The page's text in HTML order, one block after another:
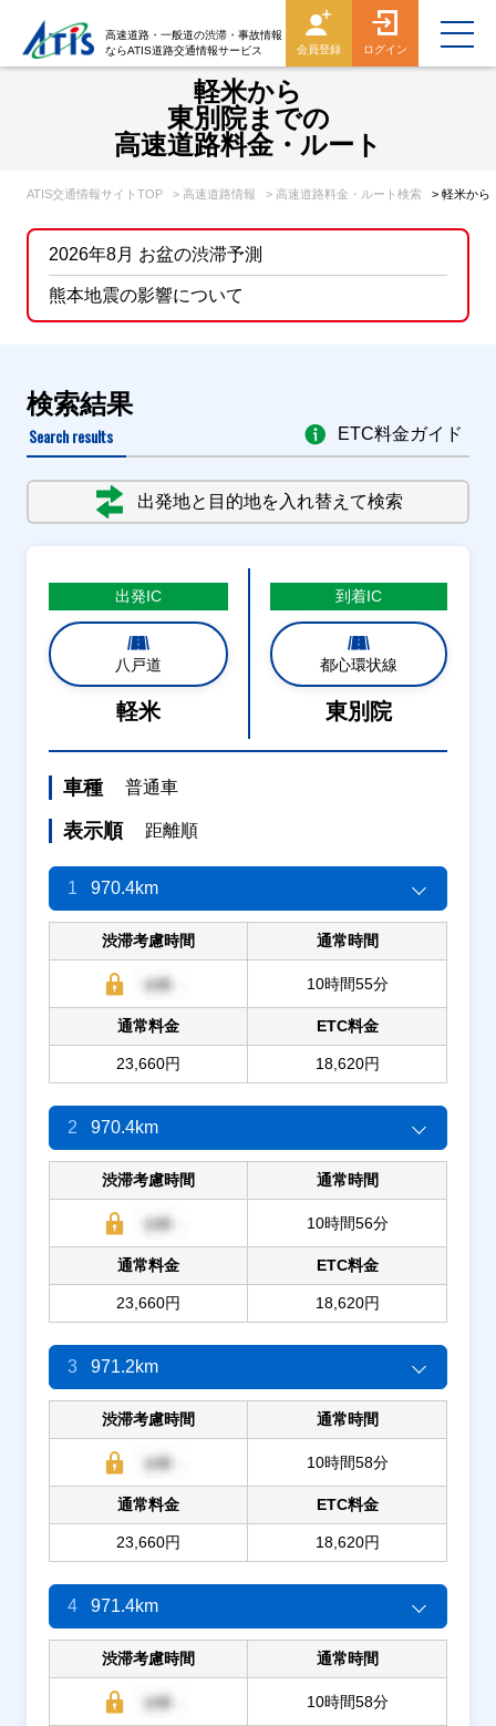
高速道路・一般道の渋滞・事故情報
ならATIS道路交通情報サービス
会員登録 ログイン
軽米から
東別院までの
高速道路料金・ルート
ATIS交通情報サイトTOP > 高速道路情報 > 高速道路料金・ルート検索 > 軽米から
2026年8月 お盆の渋滞予測
熊本地震の影響について
検索結果
Search results
出発地と目的地を入れ替えて検索
ETC料金ガイド
出発IC
八戸道
軽米
到着IC
都心環状線
東別院
車種 普通車
表示順 距離順
1 970.4km
渋滞考慮時間 通常時間
10時間55分
通常料金
23,660円
ETC料金
18,620円
2 970.4km
渋滞考慮時間 通常時間
10時間56分
通常料金
23,660円
ETC料金
18,620円
3 971.2km
渋滞考慮時間 通常時間
10時間58分
通常料金
23,660円
ETC料金
18,620円
4 971.4km
渋滞考慮時間 通常時間
10時間58分